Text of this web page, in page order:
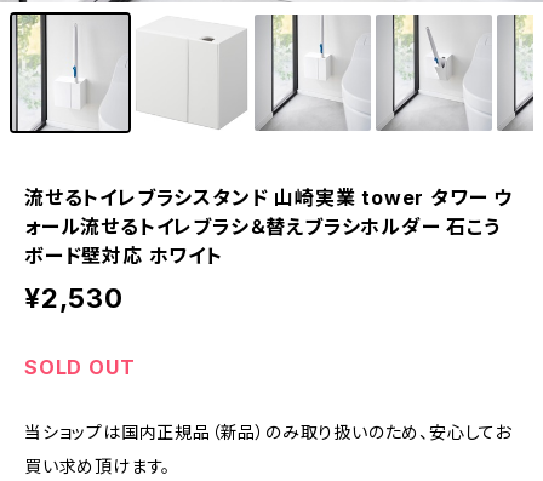
流せるトイレブラシスタンド 山崎実業 tower タワー ウ
ォール流せるトイレブラシ＆替えブラシホルダー 石こう
ボード壁対応 ホワイト
¥2,530
SOLD OUT
当ショップは国内正規品（新品）のみ取り扱いのため、安心してお
買い求め頂けます。